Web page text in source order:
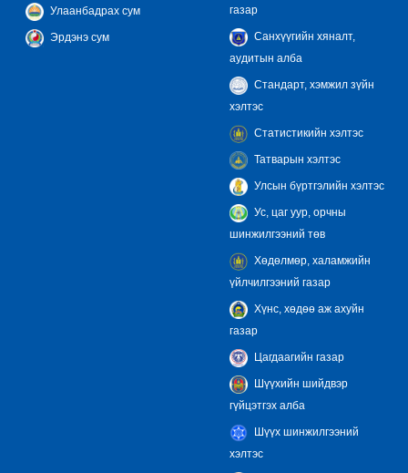
Улаанбадрах сум
Эрдэнэ сум
газар
Санхүүгийн хяналт,
аудитын алба
Стандарт, хэмжил зүйн
хэлтэс
Статистикийн хэлтэс
Татварын хэлтэс
Улсын бүртгэлийн хэлтэс
Ус, цаг уур, орчны
шинжилгээний төв
Хөдөлмөр, халамжийн
үйлчилгээний газар
Хүнс, хөдөө аж ахуйн
газар
Цагдаагийн газар
Шүүхийн шийдвэр
гүйцэтгэх алба
Шүүх шинжилгээний
хэлтэс